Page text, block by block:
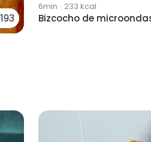
193
6min · 233 kcal
Bizcocho de